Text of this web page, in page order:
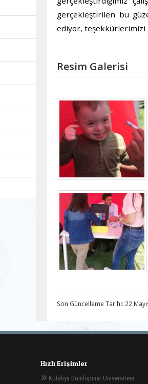
gerçekleştirilen bu
ediyor, teşekkürlerimizi
Resim Galerisi
Son Güncelleme Tarihi: 22
Hızlı Erişimler
Kütahya Dumlupınar Üniversitesi